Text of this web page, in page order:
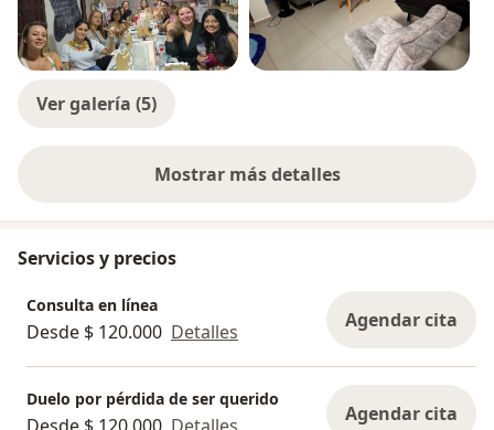
Ver galería (5)
Mostrar más detalles
sobre la experiencia
Servicios y precios
Consulta en línea
Desde $ 120.000 Detalles Agendar cita
Duelo por pérdida de ser querido
Agendar cita